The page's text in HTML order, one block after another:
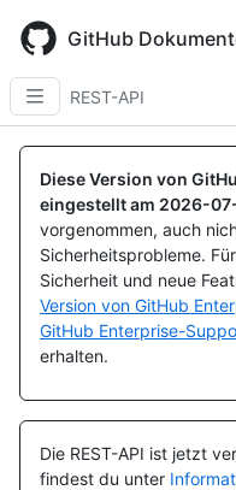
main
content
GitHub
REST-API
Diese Version von
eingestellt am 2026-
vorgenommen, auch
Sicherheitsprobleme.
Sicherheit und neue
Version von GitHub
GitHub Enterprise-
erhalten.
Die REST-API ist jetzt
findest du unter